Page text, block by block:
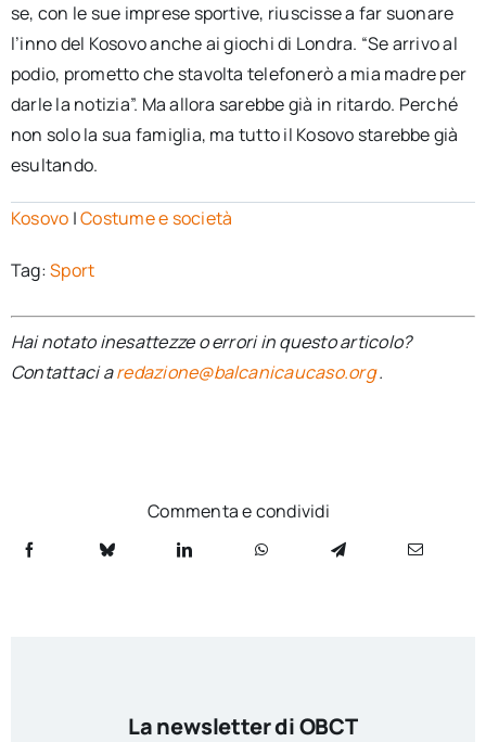
se, con le sue imprese sportive, riuscisse a far suonare
l’inno del Kosovo anche ai giochi di Londra. “Se arrivo al
podio, prometto che stavolta telefonerò a mia madre per
darle la notizia”. Ma allora sarebbe già in ritardo. Perché
non solo la sua famiglia, ma tutto il Kosovo starebbe già
esultando.
Kosovo |Costume e società
Tag:Sport
Hai notato inesattezze o errori in questo articolo?
Contattaci aredazione@balcanicaucaso.org.
Commenta e condividi
La newsletter di OBCT